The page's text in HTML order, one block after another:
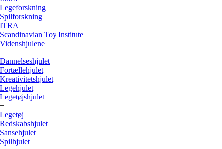
Legeforskning
Spilforskning
ITRA
Scandinavian Toy Institute
Videnshjulene
+
Dannelseshjulet
Fortællehjulet
Kreativitetshjulet
Legehjulet
Legetøjshjulet
+
Legetøj
Redskabshjulet
Sansehjulet
Spilhjulet